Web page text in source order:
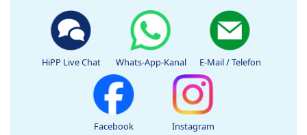
HiPP Live Chat Whats-App-Kanal E-Mail / Telefon
Facebook Instagram